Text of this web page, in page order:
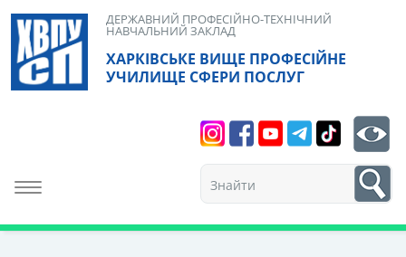
Skip
content
ХАРКІВСЬКЕ ВИЩЕ ПРОФЕСІЙНЕ
УЧИЛИЩЕ СФЕРИ ПОСЛУГ
ДЕРЖАВНИЙ ПРОФЕСІЙНО-ТЕХНІЧНИЙ
НАВЧАЛЬНИЙ ЗАКЛАД
Toggle navigation
1